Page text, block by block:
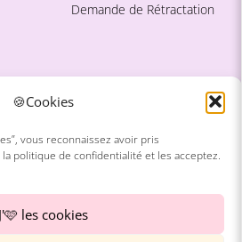
🍪Cookies
vous reconnaissez avoir pris
politique de confidentialité et les acceptez.
J'🩷 les cookies
Demande de Rétractation
Ce site est protégé par
Politique de
confidentialitéet les
d'utilisation de Google